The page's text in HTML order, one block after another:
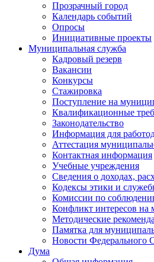
Прозрачный город
Календарь событий
Опросы
Инициативные проекты
Муниципальная служба
Кадровый резерв
Вакансии
Конкурсы
Стажировка
Поступление на
Квалификационные
Законодательство
Информация для
Аттестация
Контактная информация
Учебные учреждения
Сведения о доходах,
Кодексы этики и
Комиссии по
Конфликт интересов
Методические
Памятка для
Новости Федерального
Дума